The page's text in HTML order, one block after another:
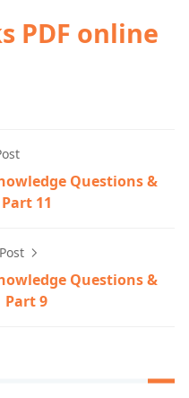
PDF online
Questions &
11
Questions &
Part 9